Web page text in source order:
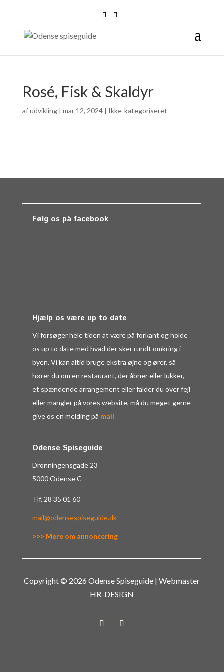
Rosé, Fisk & Skaldyr
afudvikling| mar 12, 2024| Ikke-kategoriseret
Følg os på facebook
Hjælp os være up to date
Vi forsøger hele tiden at være på forkant og holde
os up to date med hvad der sker rundt omkring i
byen. Vi kan altid bruge ekstra øjne og ører, så
hører du om en restaurant, der åbner eller lukker,
et spændende arrangement eller falder du over fejl
eller mangler på vores website, må du meget gerne
give os en melding på mail
Odense Spiseguide
Dronningensgade 23
5000 Odense C
Tlf. 28 35 01 60
mail@odensespiseguide.dk
>>> Mere om annoncering
Copyright © 2026 Odense Spiseguide | Webmaster
HR-DESIGN